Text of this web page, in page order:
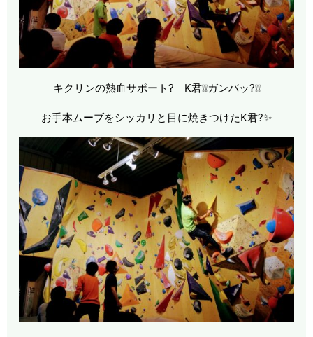
キクリンの熱血サポート? K君❕❕ガンバッ?❕❕
お手本ムーブをシッカリと目に焼きつけたK君?✨